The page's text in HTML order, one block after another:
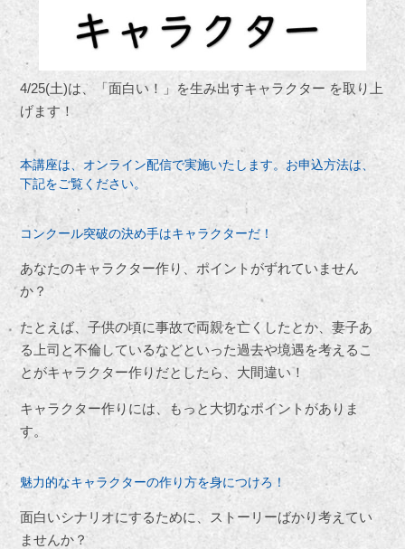
4/25(土)は、「面白い！」を生み出すキャラクター を取り上
げます！
本講座は、オンライン配信で実施いたします。お申込方法は、
下記をご覧ください。
コンクール突破の決め手はキャラクターだ！
あなたのキャラクター作り、ポイントがずれていません
か？
たとえば、子供の頃に事故で両親を亡くしたとか、妻子あ
る上司と不倫しているなどといった過去や境遇を考えるこ
とがキャラクター作りだとしたら、大間違い！
キャラクター作りには、もっと大切なポイントがありま
す。
魅力的なキャラクターの作り方を身につけろ！
面白いシナリオにするために、ストーリーばかり考えてい
ませんか？